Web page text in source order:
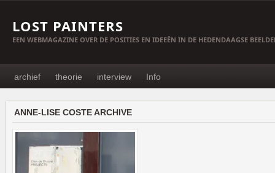
LOST PAINTERS
EEN WEBMAGAZINE OVER DE POSITIES EN IDEEËN IN DE HEDENDAAGSE
archief theorie interview Info
ANNE-LISE COSTE ARCHIVE